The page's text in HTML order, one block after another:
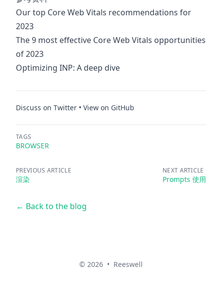
Our top Core Web Vitals recommendations for
2023
The 9 most effective Core Web Vitals opportunities
of 2023
Optimizing INP: A deep dive
Discuss on Twitter • View on GitHub
TAGS
BROWSER
PREVIOUS ARTICLE
渲染
NEXT ARTICLE
Prompts 使用
← Back to the blog
© 2026 • Reeswell